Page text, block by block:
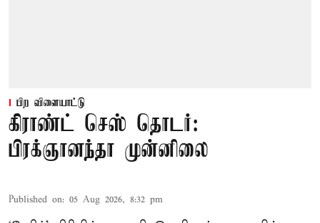
பிற விளையாட்டு
கிராண்ட் செஸ் தொடர்:
பிரக்ஞானந்தா முன்னிலை
Published on: 05 Aug 2026, 8:32 pm